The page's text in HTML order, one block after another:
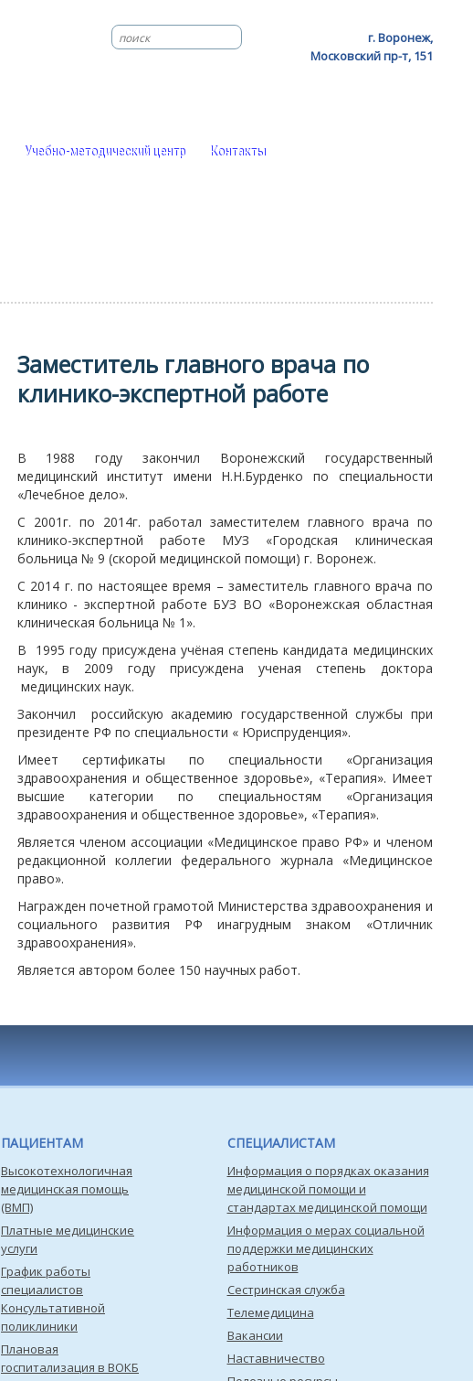
г. Воронеж,
Московский пр-т, 151
Учебно-методический центр Контакты
Заместитель главного врача по
клинико-экспертной работе
В 1988 году закончил Воронежский государственный
медицинский институт имени Н.Н.Бурденко по специальности
«Лечебное дело».
С 2001г. по 2014г. работал заместителем главного врача по
клинико-экспертной работе МУЗ «Городская клиническая
больница № 9 (скорой медицинской помощи) г. Воронеж.
С 2014 г. по настоящее время – заместитель главного врача по
клинико - экспертной работе БУЗ ВО «Воронежская областная
клиническая больница № 1».
В 1995 году присуждена учёная степень кандидата медицинских
наук, в 2009 году присуждена ученая степень доктора
медицинских наук.
Закончил российскую академию государственной службы при
президенте РФ по специальности « Юриспруденция».
Имеет сертификаты по специальности «Организация
здравоохранения и общественное здоровье», «Терапия». Имеет
высшие категории по специальностям «Организация
здравоохранения и общественное здоровье», «Терапия».
Является членом ассоциации «Медицинское право РФ» и членом
редакционной коллегии федерального журнала «Медицинское
право».
Награжден почетной грамотой Министерства здравоохранения и
социального развития РФ инагрудным знаком «Отличник
здравоохранения».
Является автором более 150 научных работ.
ПАЦИЕНТАМ
Высокотехнологичная
медицинская помощь
(ВМП)
Платные медицинские
услуги
График работы
специалистов
Консультативной
поликлиники
Плановая
госпитализация в ВОКБ
СПЕЦИАЛИСТАМ
Информация о порядках оказания
медицинской помощи и
стандартах медицинской помощи
Информация о мерах социальной
поддержки медицинских
работников
Сестринская служба
Телемедицина
Вакансии
Наставничество